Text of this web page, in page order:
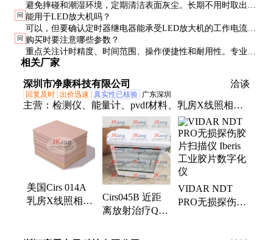
避免摔碰和潮湿环境，定期清洁表面灰尘。长期不用时取出电
池，每年至少通电检查一次功能是否正常。
问 能用于LED放大机吗？
可以，但要确认定时器继电器能承受LED放大机的工作电流。
部分高功率LED可能需要外接继电器。
问 购买时要注意哪些参数？
重点关注计时精度、时间范围、操作便捷性和耐用性。专业用
途还需考虑是否支持分段计时、声光提示等高级功能。
相关厂家
深圳市净康科技有限公司 洽谈
回复及时 出价迅速 真实性已核验 广东深圳
主营： 检测仪、能量计、pvdf材料、乳房X线照相光
定时器、pa水听器、超声模体、分析仪器、脊柱体
模、检测模体、气体测定仪、氨气发生器、粒子计数
器、nh1000水听器、粒子监测仪、气体分析仪、烟气
分析仪、检测监控器、低氧发生器、超声qat模体、臭
氧分析仪、针式水听器、臭氧监测仪、乳房造影模
体、硫化氢分析仪、臭氧监测系统、氧溶度分析仪
美国Cirs 014A
乳房X线照相光
Cirs045B 近距
离放射治疗QA
质控模体
VIDAR NDT
PRO无损探伤胶